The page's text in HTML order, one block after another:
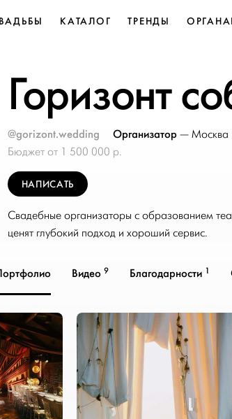
КАТАЛОГ ТРЕНДЫ
Горизонт
@gorizont.wedding Организатор — Москва
Бюджет от 1 500 000 р.
НАПИСАТЬ
Свадебные организаторы с образованием
ценят глубокий подход и хороший сервис.
Видео 9 Благодарности 1